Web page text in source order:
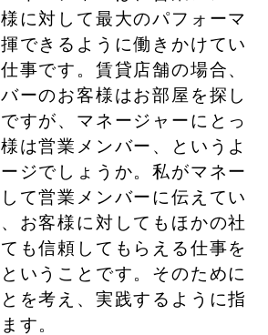
に対して最大のパフォーマ
できるように働きかけてい
事です。賃貸店舗の場合、
ーのお客様はお部屋を探し
すが、マネージャーにとっ
は営業メンバー、というよ
ジでしょうか。私がマネー
て営業メンバーに伝えてい
お客様に対してもほかの社
も信頼してもらえる仕事を
いうことです。そのために
を考え、実践するように指
す。